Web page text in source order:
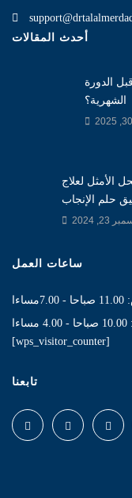
أحدث المقالات
الدورة
الشهرية؟
الأمثل لعلاج
حلم الإنجاب
23, 2024
ساعات العمل
[wps_visitor_counter]
تابعنا